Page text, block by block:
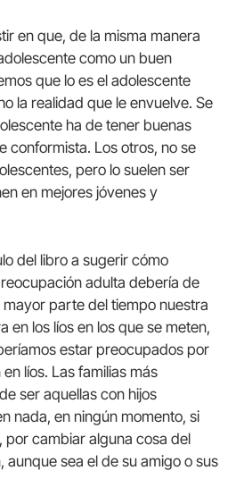
en que, de la misma manera
como un buen
que lo es el adolescente
la realidad que le envuelve. Se
ha de tener buenas
conformista. Los otros, no se
pero lo suelen ser
en mejores jóvenes y
del libro a sugerir cómo
adulta debería de
parte del tiempo nuestra
en los líos en los que se meten,
estar preocupados por
líos. Las familias más
ser aquellas con hijos
nada, en ningún momento, si
por cambiar alguna cosa del
aunque sea el de su amigo o sus